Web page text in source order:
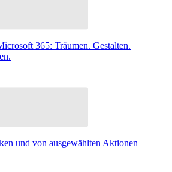
365: Träumen. Gestalten.
und von ausgewählten Aktionen